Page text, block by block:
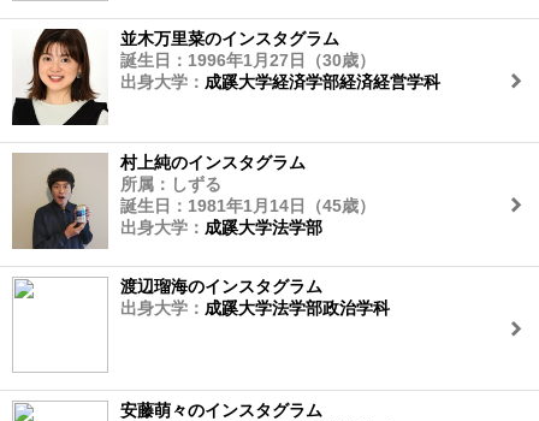
並木万里菜のインスタグラム
誕生日：1996年1月27日（30歳）
出身大学： 成蹊大学経済学部経済経営学科
村上純のインスタグラム
所属：しずる
誕生日：1981年1月14日（45歳）
出身大学： 成蹊大学法学部
渡辺瑠海のインスタグラム
出身大学： 成蹊大学法学部政治学科
安藤萌々のインスタグラム